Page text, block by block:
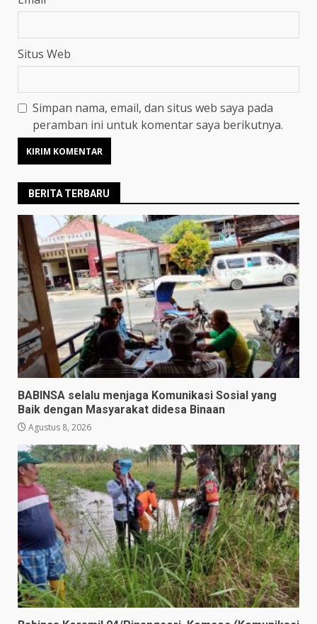
Situs Web
Simpan nama, email, dan situs web saya pada
peramban ini untuk komentar saya berikutnya.
BERITA TERBARU
BABINSA selalu menjaga Komunikasi Sosial yang
Baik dengan Masyarakat didesa Binaan
Agustus 8, 2026